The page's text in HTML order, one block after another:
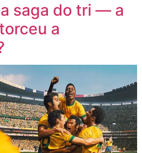
saga do tri — a
a